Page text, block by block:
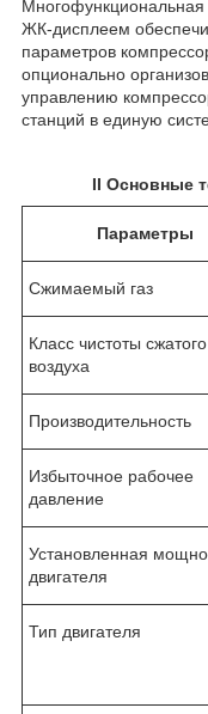
Многофункциональная
ЖК-дисплеем
параметров
опционально
управлению
станций в единую
II Основные
Параметры
Сжимаемый газ
Класс чистоты сжатого
воздуха
Производительность
Избыточное рабочее
давление
Установленная
двигателя
Тип двигателя